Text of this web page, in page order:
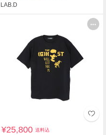
LAB.D
¥25,800送料込